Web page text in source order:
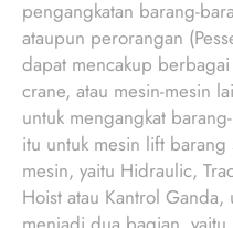
pengangkatan barang-
ataupun perorangan
dapat mencakup
crane, atau mesin-mesin
untuk mengangkat
itu untuk mesin lift
mesin, yaitu Hidraulic,
Hoist atau Kantrol